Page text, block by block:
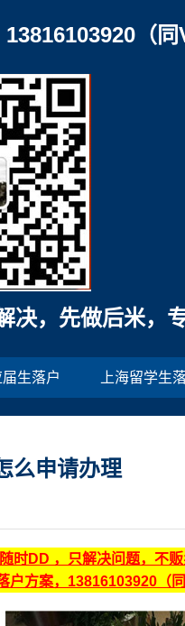
（同
决，先做后米，
届生落户 上海留学生
么申请办理
时DD ，只解决问题，不
户方案，13816103920（